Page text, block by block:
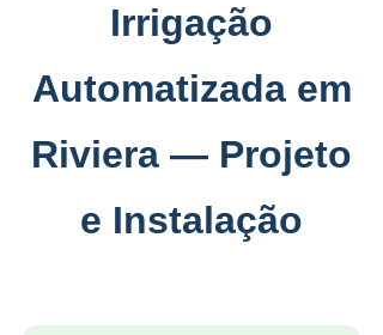
Irrigação
Automatizada em
Riviera — Projeto
e Instalação